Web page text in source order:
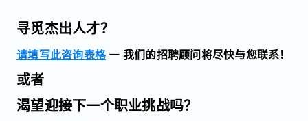
寻觅杰出人才？
请填写此咨询表格— 我们的招聘顾问将尽快与您联系！
或者
渴望迎接下一个职业挑战吗？